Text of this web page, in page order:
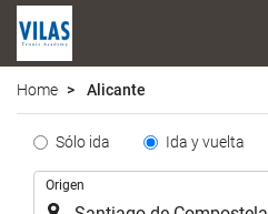
Home Alicante
Tipo
Trayecto
Sólo ida Ida y vuelta
Trayecto
Origen